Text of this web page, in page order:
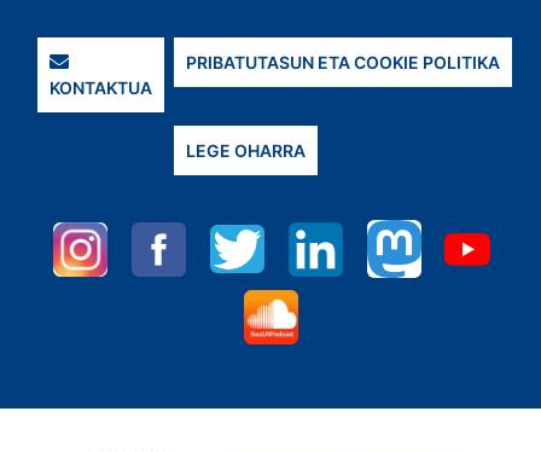
KONTAKTUA
PRIBATUTASUN ETA COOKIE POLITIKA
LEGE OHARRA